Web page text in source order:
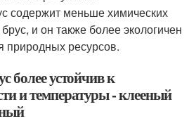
содержит меньше химических
и он также более экологичен
природных ресурсов.
более устойчив к
и температуры - клееный